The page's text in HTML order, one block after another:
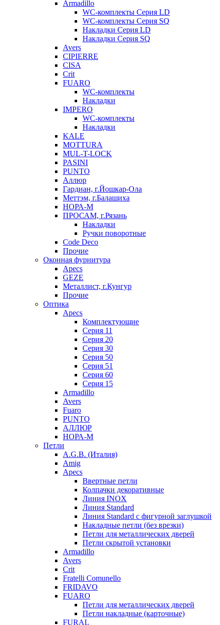
Armadillo
WC-комплекты Серия LD
WC-комплекты Серия SQ
Накладки Серия LD
Накладки Серия SQ
Avers
CIPIERRE
CISA
Crit
FUARO
WC-комплекты
Накладки
IMPERO
WC-комплекты
Накладки
KALE
MOTTURA
MUL-T-LOCK
PASINI
PUNTO
Аллюр
Гардиан, г.Йошкар-Ола
Меттэм, г.Балашиха
НОРА-М
ПРОСАМ, г.Рязань
Накладки
Ручки поворотные
Code Deco
Прочие
Оконная фурнитура
Apecs
GEZE
Металлист, г.Кунгур
Прочие
Оптика
Apecs
Комплектующие
Серия 11
Серия 20
Серия 30
Серия 50
Серия 51
Серия 60
Серия 15
Armadillo
Avers
Fuaro
PUNTO
АЛЛЮР
НОРА-М
Петли
A.G.B. (Италия)
Amig
Apecs
Ввертные петли
Колпачки декоративные
Линия INOX
Линия Standard
Линия Standard с фигурной заглушкой
Накладные петли (без врезки)
Петли для металлических дверей
Петли скрытой установки
Armadillo
Avers
Crit
Fratelli Comunello
FRIDAVO
FUARO
Петли для металлических дверей
Петли накладные (карточные)
FURAL